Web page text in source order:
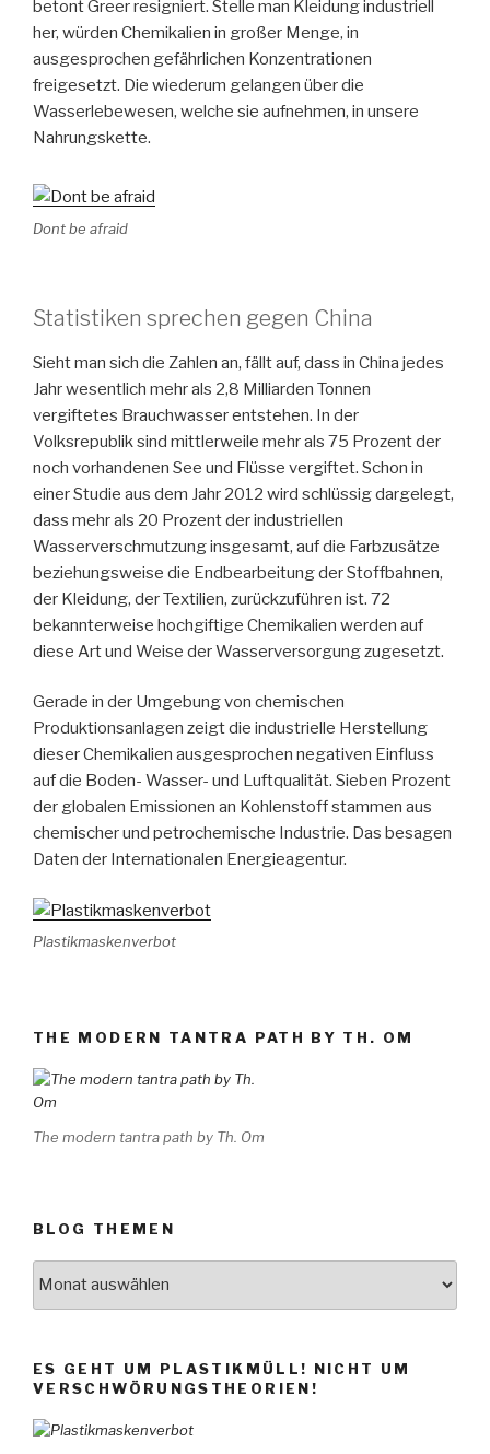
betont Greer resigniert. Stelle man Kleidung industriell
her, würden Chemikalien in großer Menge, in
ausgesprochen gefährlichen Konzentrationen
freigesetzt. Die wiederum gelangen über die
Wasserlebewesen, welche sie aufnehmen, in unsere
Nahrungskette.
Dont be afraid
Statistiken sprechen gegen China
Sieht man sich die Zahlen an, fällt auf, dass in China jedes
Jahr wesentlich mehr als 2,8 Milliarden Tonnen
vergiftetes Brauchwasser entstehen. In der
Volksrepublik sind mittlerweile mehr als 75 Prozent der
noch vorhandenen See und Flüsse vergiftet. Schon in
einer Studie aus dem Jahr 2012 wird schlüssig dargelegt,
dass mehr als 20 Prozent der industriellen
Wasserverschmutzung insgesamt, auf die Farbzusätze
beziehungsweise die Endbearbeitung der Stoffbahnen,
der Kleidung, der Textilien, zurückzuführen ist. 72
bekannterweise hochgiftige Chemikalien werden auf
diese Art und Weise der Wasserversorgung zugesetzt.
Gerade in der Umgebung von chemischen
Produktionsanlagen zeigt die industrielle Herstellung
dieser Chemikalien ausgesprochen negativen Einfluss
auf die Boden- Wasser- und Luftqualität. Sieben Prozent
der globalen Emissionen an Kohlenstoff stammen aus
chemischer und petrochemische Industrie. Das besagen
Daten der Internationalen Energieagentur.
Plastikmaskenverbot
THE MODERN TANTRA PATH BY TH. OM
The modern tantra path by Th. Om
BLOG THEMEN
ES GEHT UM PLASTIKMÜLL! NICHT UM
VERSCHWÖRUNGSTHEORIEN!